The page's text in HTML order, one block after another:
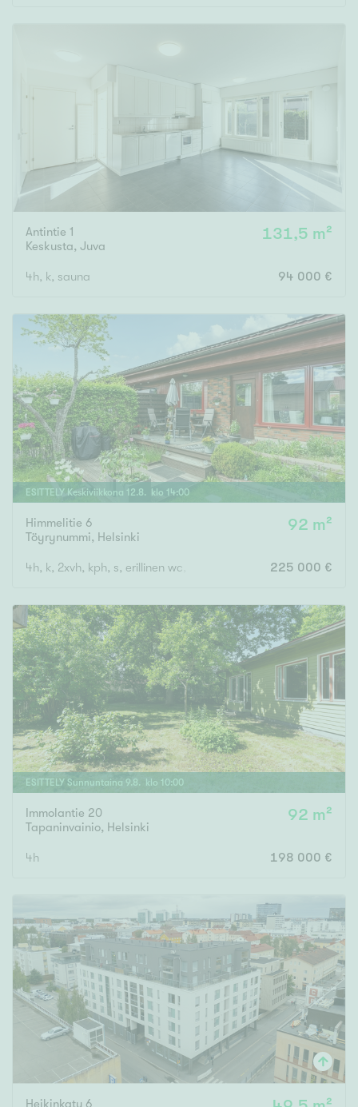
Antintie 1
Keskusta, Juva
131,5 m²
4h, k, sauna 94 000 €
ESITTELY Keskiviikkona 12.8. klo 14:00
Himmelitie 6
Töyrynummi, Helsinki
92 m²
4h, k, 2xvh, kph, s, erillinen wc, terassi, var, at 225 000 €
ESITTELY Sunnuntaina 9. 8 . klo 10:00
Immolantie 20
Tapaninvainio, Helsinki
92 m²
4h 198 000 €
Heikinkatu 6